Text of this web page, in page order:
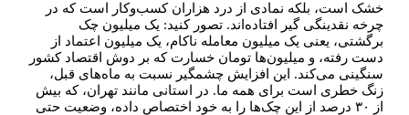
خشک است، بلکه نمادی از درد هزاران کسب‌وکار است که در
چرخه نقدینگی گیر افتاده‌اند. تصور کنید: یک میلیون چک
برگشتی، یعنی یک میلیون معامله ناکام، یک میلیون اعتماد از
دست رفته، و میلیون‌ها تومان خسارت که بر دوش اقتصاد کشور
سنگینی می‌کند. این افزایش چشمگیر نسبت به ماه‌های قبل،
زنگ خطری است برای همه ما. در استانی مانند تهران، که بیش
از ۳۰ درصد از این چک‌ها را به خود اختصاص داده، وضعیت حتی